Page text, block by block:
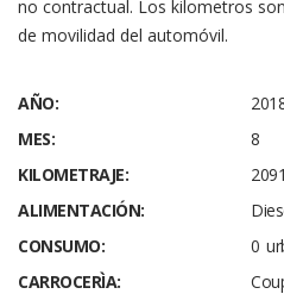
no contractual. Los kilometros
de movilidad del automóvil.
AÑO:
MES:
8
KILOMETRAJE:
ALIMENTACIÓN:
CONSUMO:
0
CARROCERÌA: